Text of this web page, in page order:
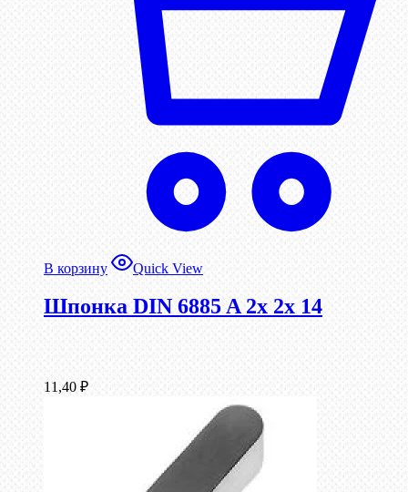
В корзину Quick View
Шпонка DIN 6885 A 2x 2x 14
11,40 ₽